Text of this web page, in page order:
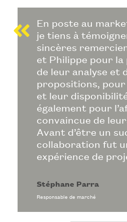
En poste au
je tiens à
sincères
et Philippe pour
de leur analyse et
propositions,
et leur
également pour
convaincue de
Avant d’être un
collaboration fut
expérience de
Stéphane Parra
Responsable de marché